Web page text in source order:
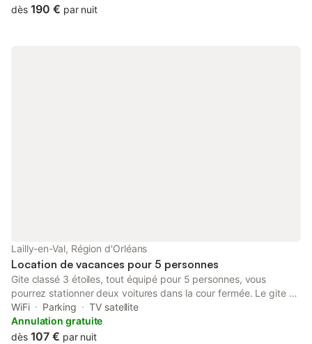
dès 190 € par nuit
Lailly-en-Val, Région d'Orléans
Location de vacances pour 5 personnes
Gite classé 3 étoiles, tout équipé pour 5 personnes, vous
pourrez stationner deux voitures dans la cour fermée. Le gite se
situe à mi-chemin entre Blois et Orléans, à proximité de la Loire
et de la cité médiévale de Beaugency, le château de Chambord
est à 20mn en voiture et le zoo de Beauval à 1h.
WiFi Parking
TV satellite
Annulation gratuite
dès 107 € par nuit